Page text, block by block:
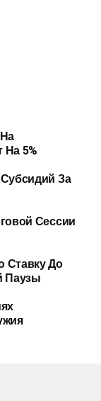
5%
За
Сессии
Ставку До
Паузы